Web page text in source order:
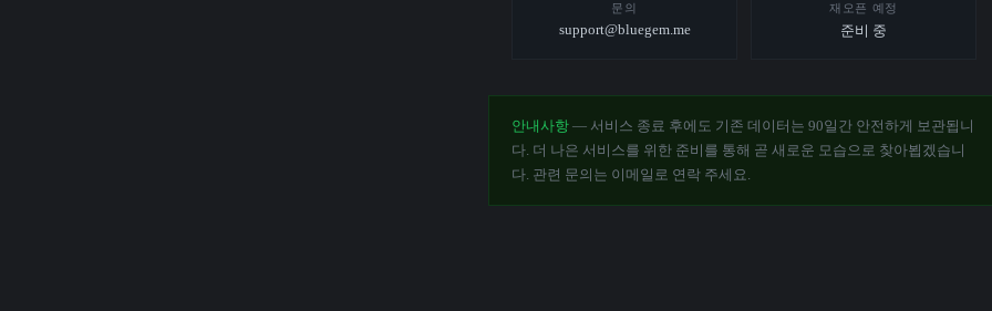
문의
support@bluegem.me
재오픈 예정
준비 중
안내사항 — 서비스 종료 후에도 기존 데이터는 90일간 안전하게 보관됩니
다. 더 나은 서비스를 위한 준비를 통해 곧 새로운 모습으로 찾아뵙겠습니
다. 관련 문의는 이메일로 연락 주세요.